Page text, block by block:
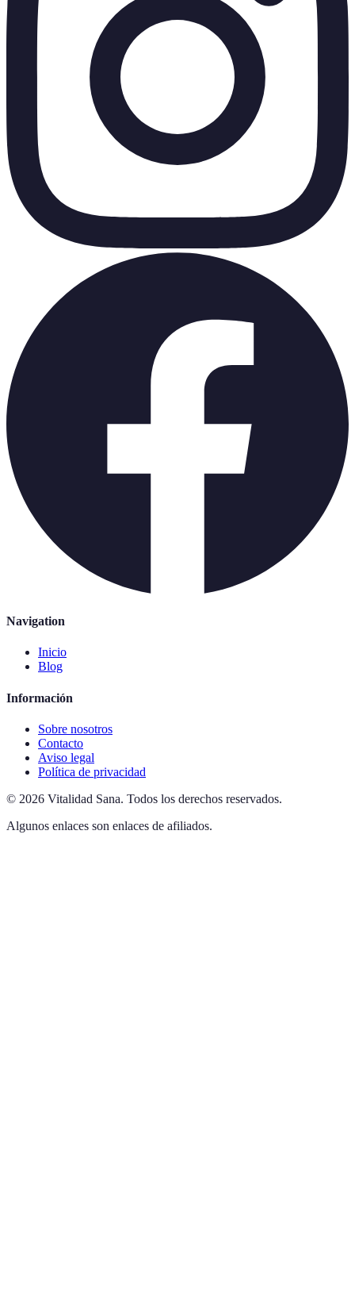
Navigation
Inicio
Blog
Información
Sobre nosotros
Contacto
Aviso legal
Política de privacidad
© 2026 Vitalidad Sana. Todos los derechos reservados.
Algunos enlaces son enlaces de afiliados.